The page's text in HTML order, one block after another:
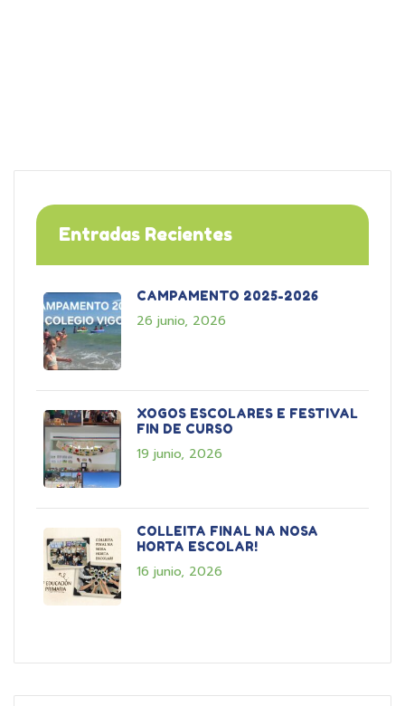
Entradas Recientes
CAMPAMENTO 2025-2026
26 junio, 2026
XOGOS ESCOLARES E FESTIVAL
FIN DE CURSO
19 junio, 2026
COLLEITA FINAL NA NOSA
HORTA ESCOLAR!
16 junio, 2026